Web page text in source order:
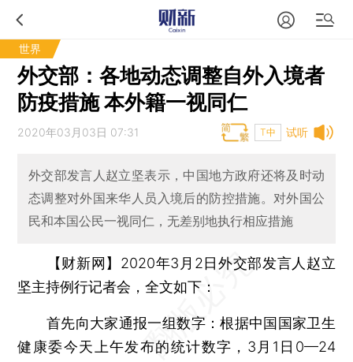
世界
外交部：各地动态调整自外入境者
防疫措施 本外籍一视同仁
试听
2020年03月03日 07:31 T中
外交部发言人赵立坚表示，中国地方政府还将及时动
态调整对外国来华人员入境后的防控措施。对外国公
民和本国公民一视同仁，无差别地执行相应措施
【财新网】 2020年3月2日外交部发言人赵立
坚主持例行记者会，全文如下：
首先向大家通报一组数字：根据中国国家卫生
健康委今天上午发布的统计数字，3月1日0—24